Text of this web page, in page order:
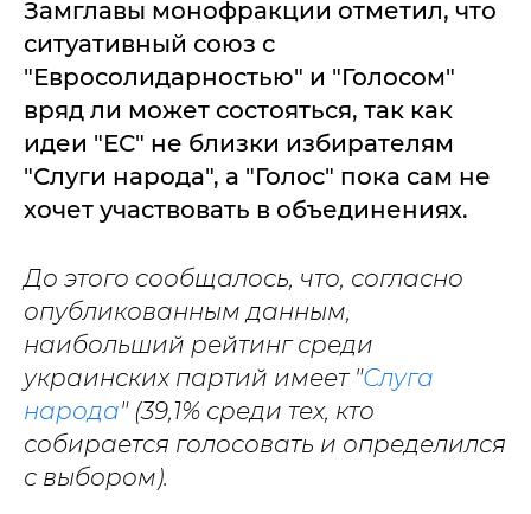
Замглавы монофракции отметил, что
ситуативный союз с
"Евросолидарностью" и "Голосом"
вряд ли может состояться, так как
идеи "ЕС" не близки избирателям
"Слуги народа", а "Голос" пока сам не
хочет участвовать в объединениях.
До этого сообщалось, что, согласно
опубликованным данным,
наибольший рейтинг среди
украинских партий имеет "Слуга
народа" (39,1% среди тех, кто
собирается голосовать и определился
с выбором).